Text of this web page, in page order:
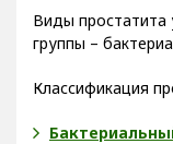
Виды
группы –
Классификация